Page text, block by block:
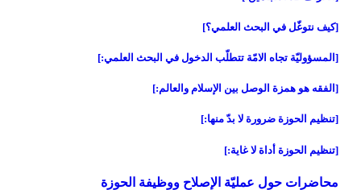
[كيف نتوغّل في البحث العلمي؟]
[المسؤوليّة تجاه الامّة تتطلّب الدخول في البحث العلمي:]
[الفقه هو همزة الوصل بين الإسلام والعالم:]
[تنظيم الحوزة ضرورة لا بدّ منها:]
[تنظيم الحوزة أداة لا غاية:]
محاضرات حول عمليّة الإصلاح ووظيفة الحوزة